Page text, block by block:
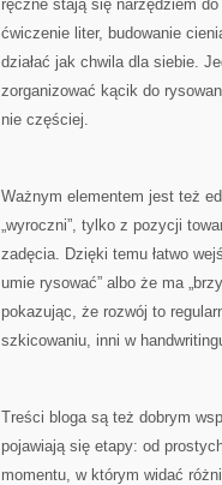
ręczne stają się narzędziem
ćwiczenie liter, budowanie
działać jak chwila dla siebie.
zorganizować kącik do
nie częściej.
Ważnym elementem jest też
„wyroczni”, tylko z pozycji
zadęcia. Dzięki temu łatwo
umie rysować” albo że ma
pokazując, że rozwój to
szkicowaniu, inni w
Treści bloga są też dobrym
pojawiają się etapy: od
momentu, w którym widać